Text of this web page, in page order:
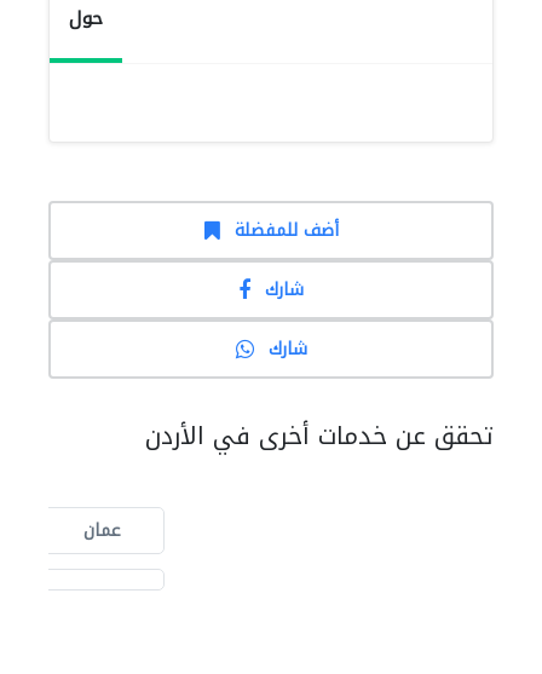
حول
أضف للمفضلة
شارك
شارك
تحقق عن خدمات أخرى في الأردن
عمان